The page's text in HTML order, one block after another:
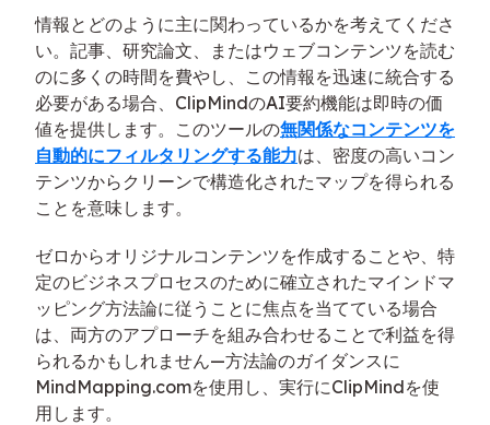
情報とどのように主に関わっているかを考えてくださ
い。記事、研究論文、またはウェブコンテンツを読む
のに多くの時間を費やし、この情報を迅速に統合する
必要がある場合、ClipMindのAI要約機能は即時の価
値を提供します。このツールの無関係なコンテンツを
自動的にフィルタリングする能力は、密度の高いコン
テンツからクリーンで構造化されたマップを得られる
ことを意味します。
ゼロからオリジナルコンテンツを作成することや、特
定のビジネスプロセスのために確立されたマインドマ
ッピング方法論に従うことに焦点を当てている場合
は、両方のアプローチを組み合わせることで利益を得
られるかもしれません—方法論のガイダンスに
MindMapping.comを使用し、実行にClipMindを使
用します。